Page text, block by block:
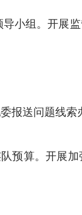
小组。开展
送问题线索
预算。开展